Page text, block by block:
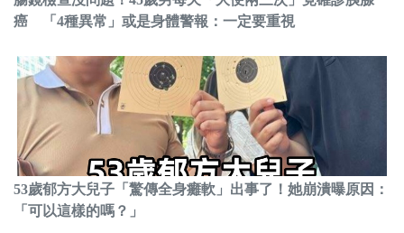
癌 「4種異常」或是身體警報：一定要重視
53歲郁方大兒子「驚傳全身癱軟」出事了！她崩潰曝原因：
「可以這樣的嗎？」